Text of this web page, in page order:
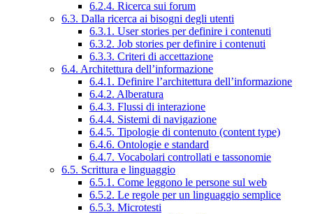
6.2.4. Ricerca sui forum
6.3. Dalla ricerca ai bisogni degli utenti
6.3.1. User stories per definire i contenuti
6.3.2. Job stories per definire i contenuti
6.3.3. Criteri di accettazione
6.4. Architettura dell’informazione
6.4.1. Definire l’architettura dell’informazione
6.4.2. Alberatura
6.4.3. Flussi di interazione
6.4.4. Sistemi di navigazione
6.4.5. Tipologie di contenuto (content type)
6.4.6. Ontologie e standard
6.4.7. Vocabolari controllati e tassonomie
6.5. Scrittura e linguaggio
6.5.1. Come leggono le persone sul web
6.5.2. Le regole per un linguaggio semplice
6.5.3. Microtesti